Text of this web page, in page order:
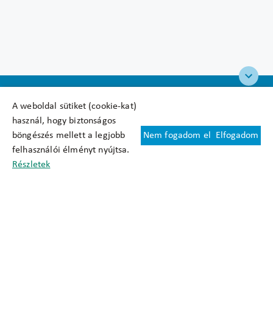
A weboldal sütiket (cookie-kat)
használ, hogy biztonságos
böngészés mellett a legjobb
felhasználói élményt nyújtsa.
Részletek
Nem fogadom el Elfogadom
Felhasználási feltételek